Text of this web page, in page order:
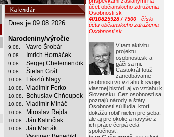
účet občianskeho združenia
Osobnosti.sk
4010825928 / 7500 - číslo
účtu občianskeho združenia
Osobnosti.sk
Vítam aktivitu
projektu
osobnosti.sk a
páči sa mi.
Častokrát totiž
zanedbávame
osobnosti vo vzťahu k svojej
vlastnej histórií aj vo vzťahu k
Slovensku. Cez osobnosti sa
poznajú národy a štáty.
Osobnosti sú ľudia, ktorí
dokážu robiť nielen pre seba,
ale aj pre okolie a navyše z
ich práce čerpá celá
spoločnosť.
Dnes je 09.08.2026
Narodeniny/výročie
9.08. Vavro Šrobár
9.08. Imrich Hornáček
9.08. Sergej Chelemendik
9.08. Štefan Gráf
10.08. László Nagy
10.08. Vladimír Ferko
10.08. Bohuslav Chňoupek
10.08. Vladimír Mináč
10.08. Miroslav Rejda
10.08. Ján Kalinčiak
10.08. Ján Marták